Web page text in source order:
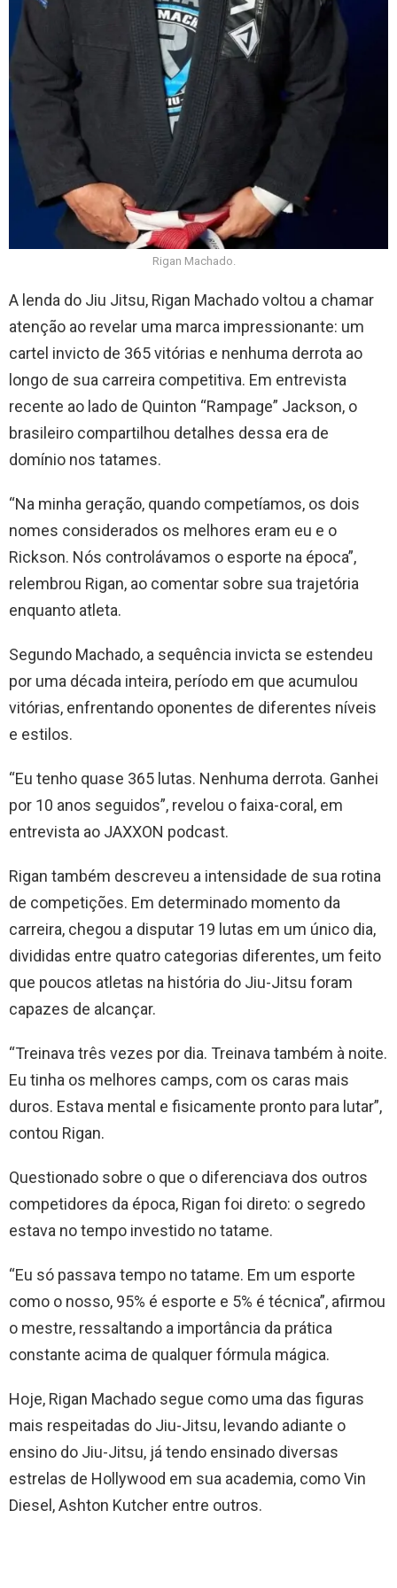
Rigan Machado.
A lenda do Jiu Jitsu, Rigan Machado voltou a chamar
atenção ao revelar uma marca impressionante: um
cartel invicto de 365 vitórias e nenhuma derrota ao
longo de sua carreira competitiva. Em entrevista
recente ao lado de Quinton “Rampage” Jackson, o
brasileiro compartilhou detalhes dessa era de
domínio nos tatames.
“Na minha geração, quando competíamos, os dois
nomes considerados os melhores eram eu e o
Rickson. Nós controlávamos o esporte na época”,
relembrou Rigan, ao comentar sobre sua trajetória
enquanto atleta.
Segundo Machado, a sequência invicta se estendeu
por uma década inteira, período em que acumulou
vitórias, enfrentando oponentes de diferentes níveis
e estilos.
“Eu tenho quase 365 lutas. Nenhuma derrota. Ganhei
por 10 anos seguidos”, revelou o faixa-coral, em
entrevista ao JAXXON podcast.
Rigan também descreveu a intensidade de sua rotina
de competições. Em determinado momento da
carreira, chegou a disputar 19 lutas em um único dia,
divididas entre quatro categorias diferentes, um feito
que poucos atletas na história do Jiu-Jitsu foram
capazes de alcançar.
“Treinava três vezes por dia. Treinava também à noite.
Eu tinha os melhores camps, com os caras mais
duros. Estava mental e fisicamente pronto para lutar”,
contou Rigan.
Questionado sobre o que o diferenciava dos outros
competidores da época, Rigan foi direto: o segredo
estava no tempo investido no tatame.
“Eu só passava tempo no tatame. Em um esporte
como o nosso, 95% é esporte e 5% é técnica”, afirmou
o mestre, ressaltando a importância da prática
constante acima de qualquer fórmula mágica.
Hoje, Rigan Machado segue como uma das figuras
mais respeitadas do Jiu-Jitsu, levando adiante o
ensino do Jiu-Jitsu, já tendo ensinado diversas
estrelas de Hollywood em sua academia, como Vin
Diesel, Ashton Kutcher entre outros.